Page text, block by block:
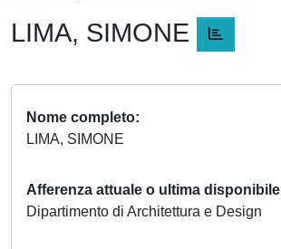
LIMA, SIMONE
Nome completo
LIMA, SIMONE
Afferenza attuale o ultima disponibile
Dipartimento di Architettura e Design